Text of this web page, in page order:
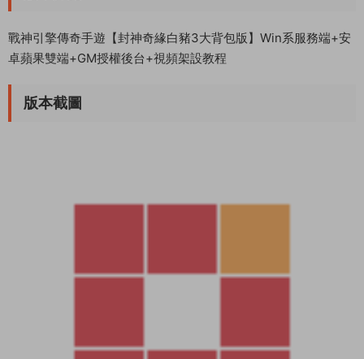
戰神引擎傳奇手遊【封神奇緣白豬3大背包版】Win系服務端+安
卓蘋果雙端+GM授權後台+視頻架設教程
版本截圖